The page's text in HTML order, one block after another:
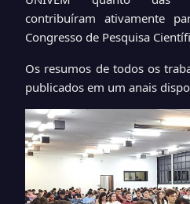
contribuíram ativamente
Congresso de Pesquisa
Os resumos de todos os
publicados em um anais